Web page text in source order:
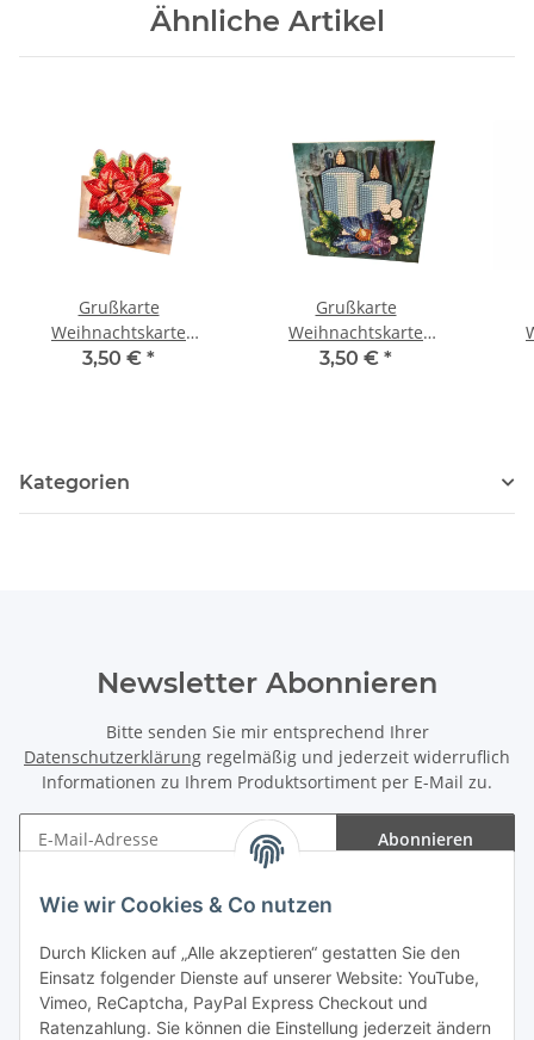
Wie wir Cookies & Co nutzen
Durch Klicken auf „Alle akzeptieren“ gestatten Sie den
Einsatz folgender Dienste auf unserer Website: YouTube,
Vimeo, ReCaptcha, PayPal Express Checkout und
Ratenzahlung. Sie können die Einstellung jederzeit ändern
Ähnliche Artikel
Grußkarte
Weihnachtskarte
Weihnachtsstern
3,50 € *
Grußkarte
Weihnachtskarte
Adventskerzen
3,50 € *
Kategorien
Newsletter Abonnieren
Bitte senden Sie mir entsprechend Ihrer
Datenschutzerklärung regelmäßig und jederzeit widerruflich
Informationen zu Ihrem Produktsortiment per E-Mail zu.
Abonnieren
Gesetzliche Informationen